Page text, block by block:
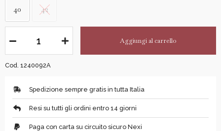
40 42
Aggiungi al carrello
Cod. 1240092A
Spedizione sempre gratis in tutta Italia
Resi su tutti gli ordini entro 14 giorni
Paga con carta su circuito sicuro Nexi